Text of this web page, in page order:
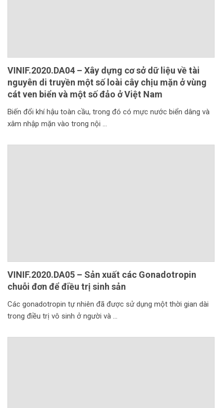
VINIF.2020.DA04 – Xây dựng cơ sở dữ liệu về tài
nguyên di truyền một số loài cây chịu mặn ở vùng
cát ven biển và một số đảo ở Việt Nam
Biến đổi khí hậu toàn cầu, trong đó có mực nước biển dâng và
xâm nhập mặn vào trong nội
VINIF.2020.DA05 – Sản xuất các Gonadotropin
chuỗi đơn để điều trị sinh sản
Các gonadotropin tự nhiên đã được sử dụng một thời gian dài
trong điều trị vô sinh ở người và